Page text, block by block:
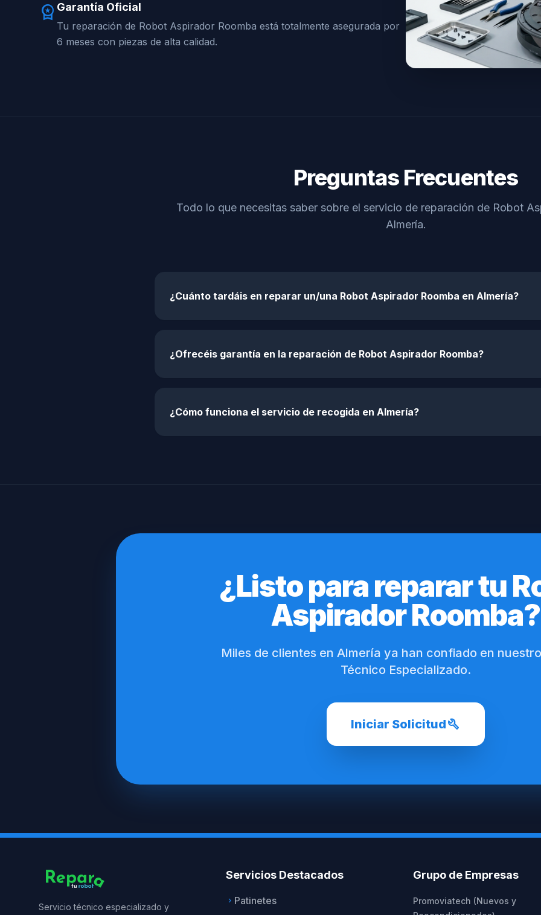
workspace_premium Garantía Oficial
Tu reparación de Robot Aspirador Roomba está totalmente asegurada por
6 meses con piezas de alta calidad.
Preguntas Frecuentes
Todo lo que necesitas saber sobre el servicio de reparación de Robot
Almería.
¿Cuánto tardáis en reparar un/una Robot Aspirador Roomba en Almería?
¿Ofrecéis garantía en la reparación de Robot Aspirador Roomba?
¿Cómo funciona el servicio de recogida en Almería?
¿Listo para reparar tu
Aspirador Roomba?
Miles de clientes en Almería ya han confiado en
Técnico Especializado.
Iniciar Solicitudbuild
Servicio técnico especializado y
Servicios Destacados
keyboard_arrow_right Patinetes
Grupo de Empresas
Promoviatech (Nuevos y